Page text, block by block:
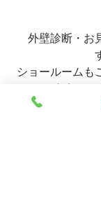
外壁診断・お
ショールームも